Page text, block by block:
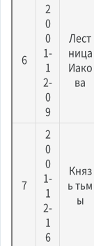
6
2
0
0
1-
1
2-
0
9
Лест
ница
Иако
ва
7
2
0
0
1-
1
2-
1
6
Княз
ь тьм
ы